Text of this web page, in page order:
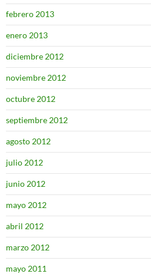
febrero 2013
enero 2013
diciembre 2012
noviembre 2012
octubre 2012
septiembre 2012
agosto 2012
julio 2012
junio 2012
mayo 2012
abril 2012
marzo 2012
mayo 2011